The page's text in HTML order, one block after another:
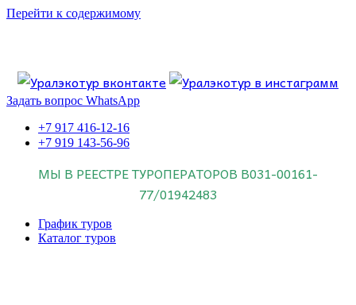
Перейти к содержимому
Знайте об этом.
Задать вопрос WhatsApp
+7 917 416-12-16
+7 919 143-56-96
МЫ В РЕЕСТРЕ ТУРОПЕРАТОРОВ В031-00161-
77/01942483
График туров
Каталог туров